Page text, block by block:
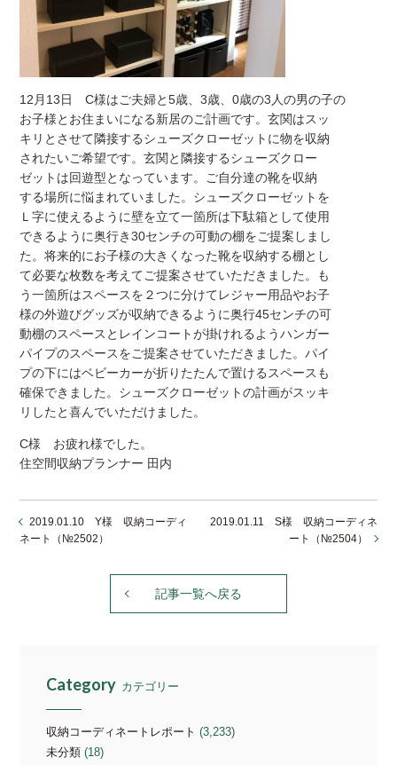
12月13日 C様はご夫婦と5歳、3歳、0歳の3人の男の子の
お子様とお住まいになる新居のご計画です。玄関はスッ
キリとさせて隣接するシューズクローゼットに物を収納
されたいご希望です。玄関と隣接するシューズクロー
ゼットは回遊型となっています。ご自分達の靴を収納
する場所に悩まれていました。シューズクローゼットを
Ｌ字に使えるように壁を立て一箇所は下駄箱として使用
できるように奥行き30センチの可動の棚をご提案しまし
た。将来的にお子様の大きくなった靴を収納する棚とし
て必要な枚数を考えてご提案させていただきました。も
う一箇所はスペースを２つに分けてレジャー用品やお子
様の外遊びグッズが収納できるように奥行45センチの可
動棚のスペースとレインコートが掛けれるようハンガー
パイプのスペースをご提案させていただきました。パイ
プの下にはベビーカーが折りたたんで置けるスペースも
確保できました。シューズクローゼットの計画がスッキ
リしたと喜んでいただけました。
C様 お疲れ様でした。
住空間収納プランナー 田内
2019.01.10 Y様 収納コーディ
ネート（№2502）
2019.01.11 S様 収納コーディネ
ート（№2504）
記事一覧へ戻る
Category カテゴリー
収納コーディネートレポート (3,233)
未分類 (18)